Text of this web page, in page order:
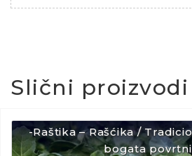
Slični proizvodi
-Raštika – Rašćika /
bogata